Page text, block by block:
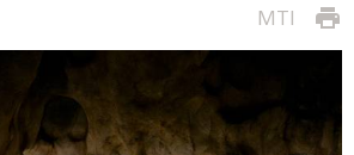
print
MTI